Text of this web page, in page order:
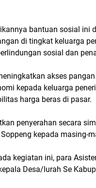
bantuan sosial ini
di tingkat keluarga
sosial dan
akses
kepada keluarga
harga beras di pasar.
penyerahan secara
kepada masing-
kegiatan ini, para
Desa/lurah Se